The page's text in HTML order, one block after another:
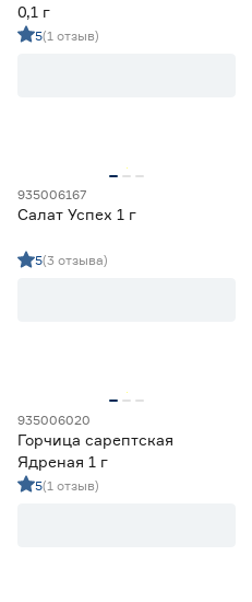
0,1 г
5(1 отзыв)
935006167
Салат Успех 1 г
5(3 отзыва)
935006020
Горчица сарептская
Ядреная 1 г
5(1 отзыв)